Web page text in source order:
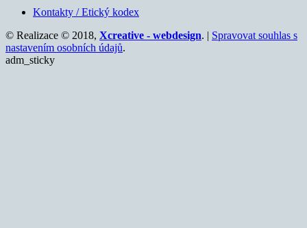
Kontakty / Etický kodex
© Realizace © 2018, Xcreative - webdesign. | Spravovat souhlas s
nastavením osobních údajů.
adm_sticky